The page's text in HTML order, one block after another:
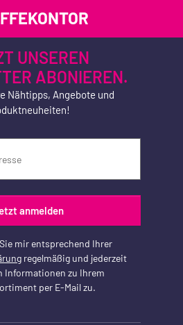
UNSEREN
ABONIEREN.
Nähtipps, Angebote und
anmelden
mir entsprechend Ihrer
regelmäßig und jederzeit
Informationen zu Ihrem
per E-Mail zu.